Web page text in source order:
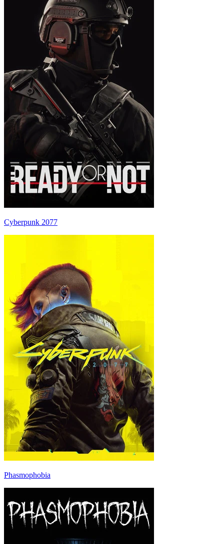
Cyberpunk 2077
Phasmophobia